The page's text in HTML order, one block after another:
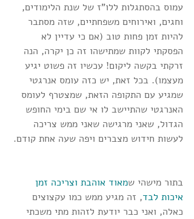
עמוס בהסתגלות ללו"ז של שנת הלימודים,
וחגים, ואירוחים משפחתיים, שזה מסתבר
להיות זמן פחות טוב (אם כי עדיין לא
הפסקתי לקוות שמתישהו זה כן יקרה, הנה
זרקתי בקשה ליקום! עכשיו זה פשוט יגיע
מעצמו). בכל זאת, יש כזה עומס אנרגטי
שמגיע עם התקופה הזאת, שמצטרף לעומס
האנרגטי שהתיישב לו אי שם בימי החופש
הגדול, שאני מרגישה שאני ממש צריכה
לעשות חידוש מצברים ויפה שעה אחת קודם.
בתור מישהי שמאוד אוהבת וצריכה זמן
איכות לבד, זה מגיע ממש כמו עקצוצים
כאלה, ואני כבר יודעת לזהות מתי משכתי